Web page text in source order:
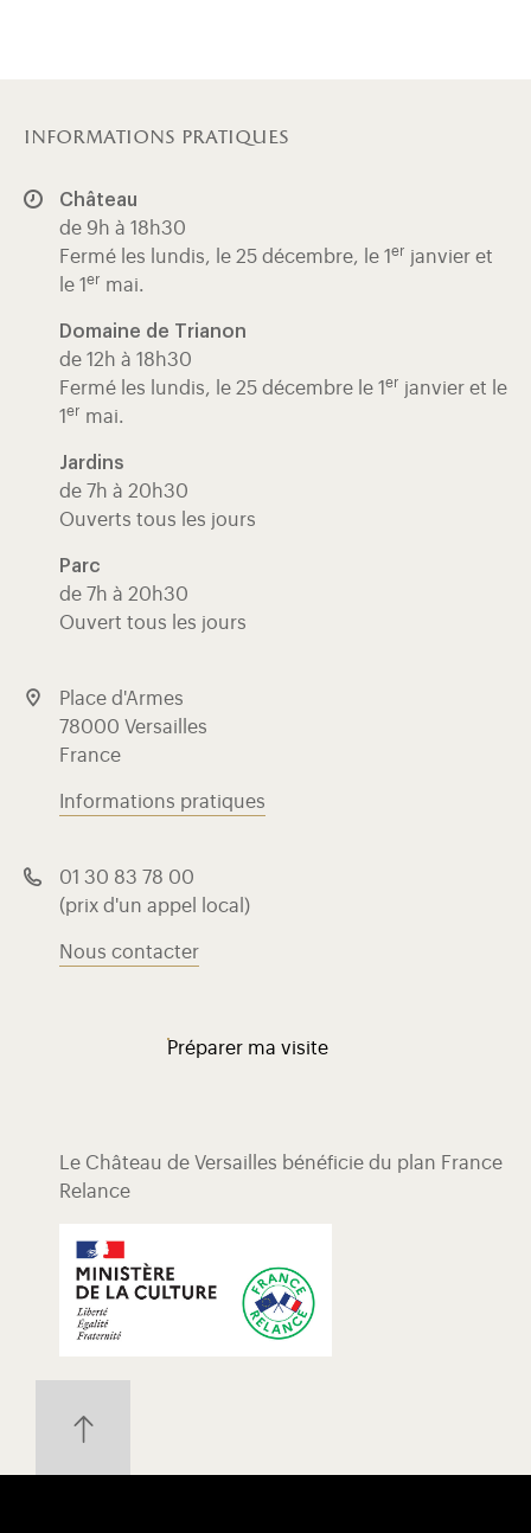
informations pratiques
Château
de 9h à 18h30
Fermé les lundis, le 25 décembre, le 1 er janvier et
le 1 er mai.
Domaine de Trianon
de 12h à 18h30
Fermé les lundis, le 25 décembre le 1 er janvier et le
1 er mai.
Jardins
de 7h à 20h30
Ouverts tous les jours
Parc
de 7h à 20h30
Ouvert tous les jours
Place d'Armes
78000 Versailles
France
Informations pratiques
01 30 83 78 00
(prix d'un appel local)
Nous contacter
Préparer ma visite
Le Château de Versailles bénéficie du plan France
Relance